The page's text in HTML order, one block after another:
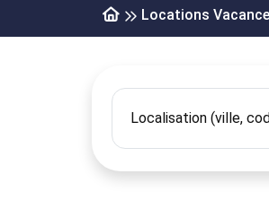
Locations